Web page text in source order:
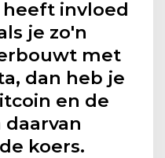
heeft invloed
je zo'n
met
dan heb je
en de
koers.